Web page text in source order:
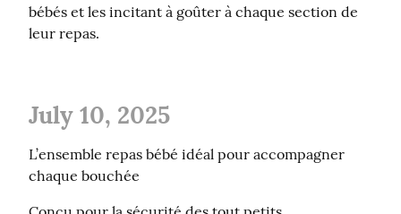
bébés et les incitant à goûter à chaque section de
leur repas.
July 10, 2025
L’ensemble repas bébé idéal pour accompagner
chaque bouchée